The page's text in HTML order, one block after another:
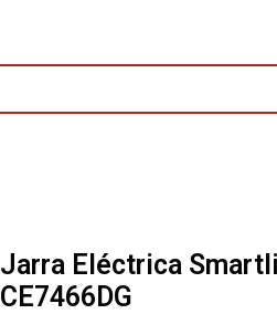
Jarra Eléctrica
CE7466DG